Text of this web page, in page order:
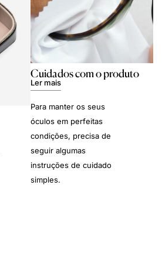
Cuidados com o produto
Ler mais
Para manter os seus
óculos em perfeitas
condições, precisa de
seguir algumas
instruções de cuidado
simples.